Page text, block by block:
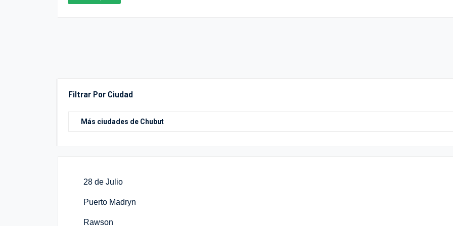
Filtrar Por Ciudad
28 de Julio
Puerto Madryn
Rawson